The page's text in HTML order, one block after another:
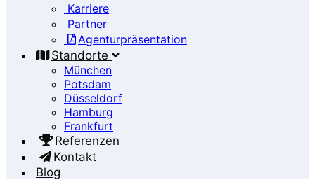
Karriere
Partner
Agenturpräsentation
Standorte
München
Potsdam
Düsseldorf
Hamburg
Frankfurt
Referenzen
Kontakt
Blog